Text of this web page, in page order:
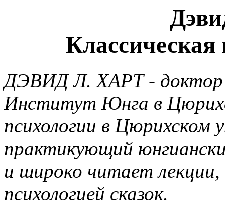
ДЭВИД Л. ХАРТ - доктор
Институт Юнга в
психологии в Цюрихском
практикующий
и широко читает лекции,
психологией сказок.